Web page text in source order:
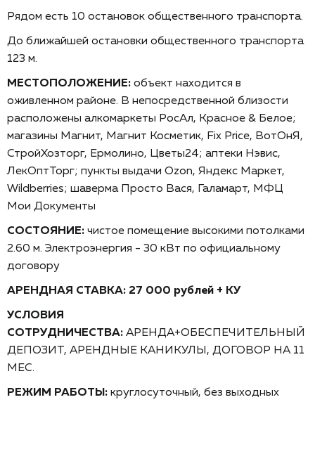
Рядом есть 10 остановок общественного транспорта.
До ближайшей остановки общественного транспорта
123 м.
МЕСТОПОЛОЖЕНИЕ: объект находится в
оживленном районе. В непосредственной близости
расположены алкомаркеты РосАл, Красное & Белое;
магазины Магнит, Магнит Косметик, Fiх Рriсе, ВотОнЯ,
СтройХозторг, Ермолино, Цветы24; аптеки Нэвис,
ЛекОптТорг; пункты выдачи Оzоn, Яндекс Маркет,
Wildbеrriеs; шаверма Просто Вася, Галамарт, МФЦ
Мои Документы
СОСТОЯНИЕ: чистое помещение высокими потолками
2.60 м. Электроэнергия - 30 кВт по официальному
договору
АРЕНДНАЯ СТАВКА: 27 000 рублей + КУ
УСЛОВИЯ
СОТРУДНИЧЕСТВА: АРЕНДА+ОБЕСПЕЧИТЕЛЬНЫЙ
ДЕПОЗИТ, АРЕНДНЫЕ КАНИКУЛЫ, ДОГОВОР НА 11
МЕС.
РЕЖИМ РАБОТЫ: круглосуточный, без выходных